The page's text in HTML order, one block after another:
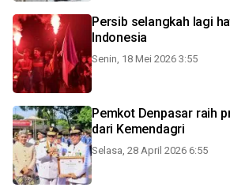
Persib selangkah lagi
Indonesia
Senin, 18 Mei 2026 3:55
Pemkot Denpasar raih
dari Kemendagri
Selasa, 28 April 2026 6:55